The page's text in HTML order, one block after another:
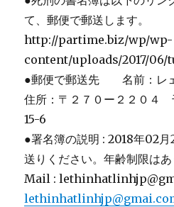
て、郵便で郵送します。
http://partime.biz/wp/wp-
content/uploads/2017/
●郵便で郵送先 名前
住所：〒２７０ー２２０
15-6
●署名簿の説明 : 2018年02
送りください。年齢制限はあ
Mail :